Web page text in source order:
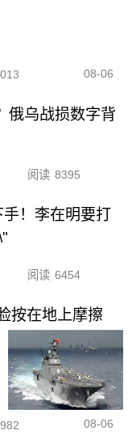
08-06
俄乌战损数字背
阅读 8395
！李在明要打
阅读 6454
按在地上摩擦
08-06